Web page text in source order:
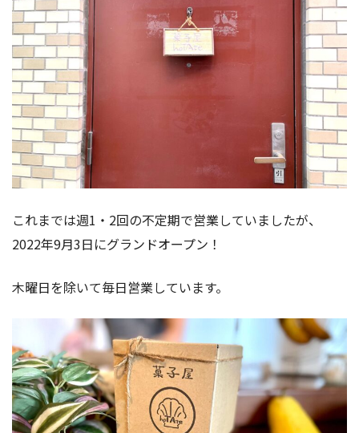
これまでは週1・2回の不定期で営業していましたが、
2022年9月3日にグランドオープン！
木曜日を除いて毎日営業しています。